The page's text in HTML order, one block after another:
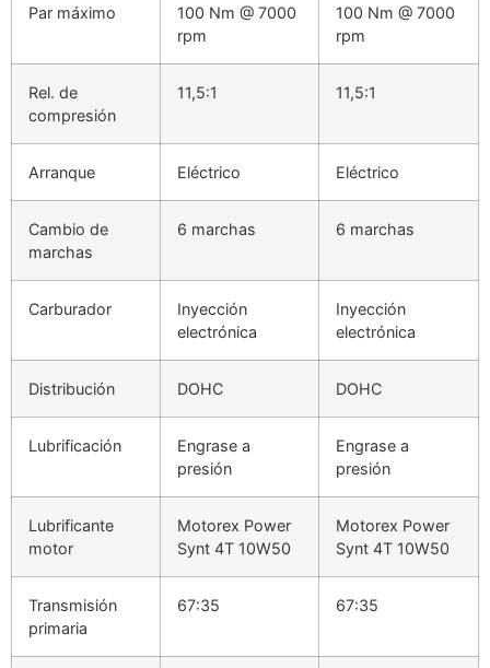
Par máximo
100 Nm @ 7000
rpm
100 Nm @ 7000
rpm
Rel. de
compresión
11,5:1 11,5:1
Arranque Eléctrico Eléctrico
Cambio de
marchas
6 marchas 6 marchas
Carburador
Inyección
electrónica
Inyección
electrónica
Distribución DOHC DOHC
Lubrificación
Engrase a
presión
Engrase a
presión
Lubrificante
motor
Motorex Power
Synt 4T 10W50
Motorex Power
Synt 4T 10W50
Transmisión
primaria
67:35 67:35